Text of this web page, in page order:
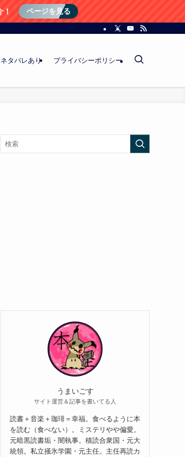
ページを見る
ネタバレあり プライバシーポリシー
うまいごす
サイト運営＆記事を書いてる人
読書＋音楽＋珈琲＝幸福。食べるように本
を読む（食べない）。ミステリやや偏愛。
元暗黒読書垢・闇執事。積読合衆国・元大
統領。私立掻氷学園・元主任。主任再読カ